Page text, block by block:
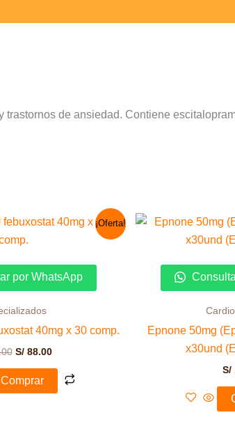
de ansiedad. Contiene
¡Oferta!
por WhatsApp
40mg x 30 comp.
El
original
S/ 98.00.
S/88.00
El
precio
S/ 88.00.
Comprar
Epnone 50mg
x30und
S/